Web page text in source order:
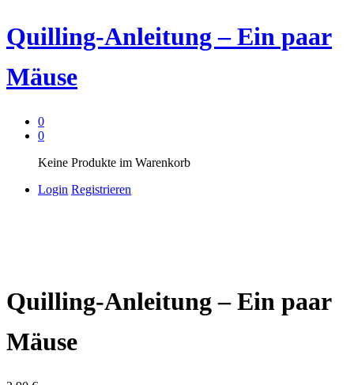
Quilling-Anleitung – Ein paar
Mäuse
0
0
Keine Produkte im Warenkorb
Login Registrieren
Quilling-Anleitung – Ein paar
Mäuse